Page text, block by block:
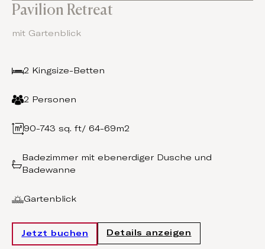
Pavilion Retreat
mit Gartenblick
2 Kingsize-Betten
2 Personen
90-743 sq. ft/ 64-69m2
Badezimmer mit ebenerdiger Dusche und
Badewanne
Gartenblick
Jetzt buchen Details anzeigen